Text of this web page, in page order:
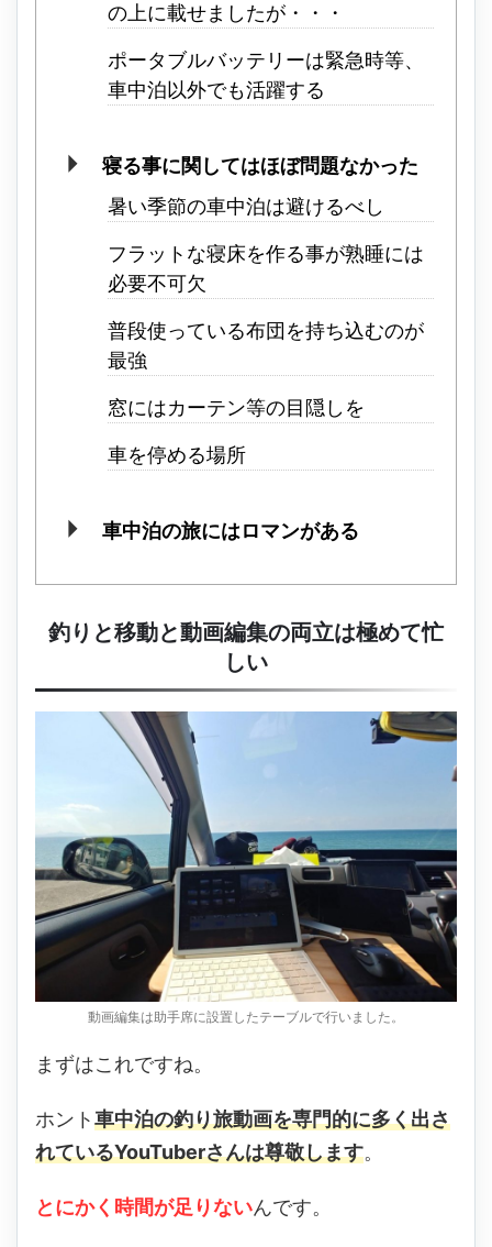
の上に載せましたが・・・
ポータブルバッテリーは緊急時等、
車中泊以外でも活躍する
寝る事に関してはほぼ問題なかった
暑い季節の車中泊は避けるべし
フラットな寝床を作る事が熟睡には
必要不可欠
普段使っている布団を持ち込むのが
最強
窓にはカーテン等の目隠しを
車を停める場所
車中泊の旅にはロマンがある
釣りと移動と動画編集の両立は極めて忙
しい
動画編集は助手席に設置したテーブルで行いました。
まずはこれですね。
ホント車中泊の釣り旅動画を専門的に多く出さ
れているYouTuberさんは尊敬します。
とにかく時間が足りないんです。